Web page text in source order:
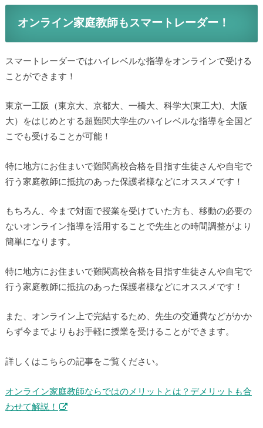
オンライン家庭教師もスマートレーダー！
スマートレーダーではハイレベルな指導をオンラインで受ける
ことができます！
東京一工阪（東京大、京都大、一橋大、科学大(東工大)、大阪
大）をはじめとする超難関大学生のハイレベルな指導を全国ど
こでも受けることが可能！
特に地方にお住まいで難関高校合格を目指す生徒さんや自宅で
行う家庭教師に抵抗のあった保護者様などにオススメです！
もちろん、今まで対面で授業を受けていた方も、移動の必要の
ないオンライン指導を活用することで先生との時間調整がより
簡単になります。
特に地方にお住まいで難関高校合格を目指す生徒さんや自宅で
行う家庭教師に抵抗のあった保護者様などにオススメです！
また、オンライン上で完結するため、先生の交通費などがかか
らず今までよりもお手軽に授業を受けることができます。
詳しくはこちらの記事をご覧ください。
オンライン家庭教師ならではのメリットとは？デメリットも合
わせて解説！